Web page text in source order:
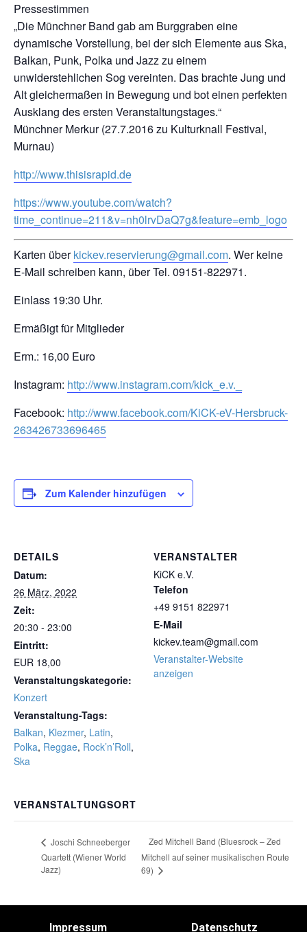
Pressestimmen
„Die Münchner Band gab am Burggraben eine
dynamische Vorstellung, bei der sich Elemente aus Ska,
Balkan, Punk, Polka und Jazz zu einem
unwiderstehlichen Sog vereinten. Das brachte Jung und
Alt gleichermaßen in Bewegung und bot einen perfekten
Ausklang des ersten Veranstaltungstages.“
Münchner Merkur (27.7.2016 zu Kulturknall Festival,
Murnau)
http://www.thisisrapid.de
https://www.youtube.com/watch?
time_continue=211&v=nh0lrvDaQ7g&feature=emb_logo
Karten überkickev.reservierung@gmail.com. Wer keine
E-Mail schreiben kann, über Tel. 09151-822971.
Einlass 19:30 Uhr.
Ermäßigt für Mitglieder
Erm.: 16,00 Euro
Instagram: http://www.instagram.com/kick_e.v._
Facebook: http://www.facebook.com/KiCK-eV-Hersbruck-
263426733696465
Zum Kalender hinzufügen
DETAILS
Datum:
26 März, 2022
Zeit:
20:30 - 23:00
Eintritt:
EUR 18,00
Veranstaltungskategorie:
Konzert
Veranstaltung-Tags:
Balkan, Klezmer, Latin,
Polka, Reggae, Rock’n’Roll,
Ska
VERANSTALTER
KiCK e.V.
Telefon
+49 9151 822971
E-Mail
kickev.team@gmail.com
Veranstalter-Website
anzeigen
VERANSTALTUNGSORT
Joschi Schneeberger
Quartett (Wiener World
Jazz)
Zed Mitchell Band (Bluesrock – Zed
Mitchell auf seiner musikalischen Route
69)
Impressum Datenschutz